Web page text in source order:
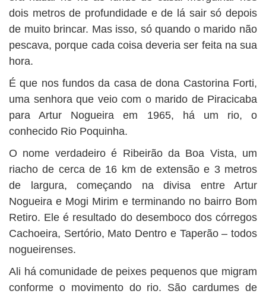
dois metros de profundidade e de lá sair só depois
de muito brincar. Mas isso, só quando o marido não
pescava, porque cada coisa deveria ser feita na sua
hora.
É que nos fundos da casa de dona Castorina Forti,
uma senhora que veio com o marido de Piracicaba
para Artur Nogueira em 1965, há um rio, o
conhecido Rio Poquinha.
O nome verdadeiro é Ribeirão da Boa Vista, um
riacho de cerca de 16 km de extensão e 3 metros
de largura, começando na divisa entre Artur
Nogueira e Mogi Mirim e terminando no bairro Bom
Retiro. Ele é resultado do desemboco dos córregos
Cachoeira, Sertório, Mato Dentro e Taperão – todos
nogueirenses.
Ali há comunidade de peixes pequenos que migram
conforme o movimento do rio. São cardumes de